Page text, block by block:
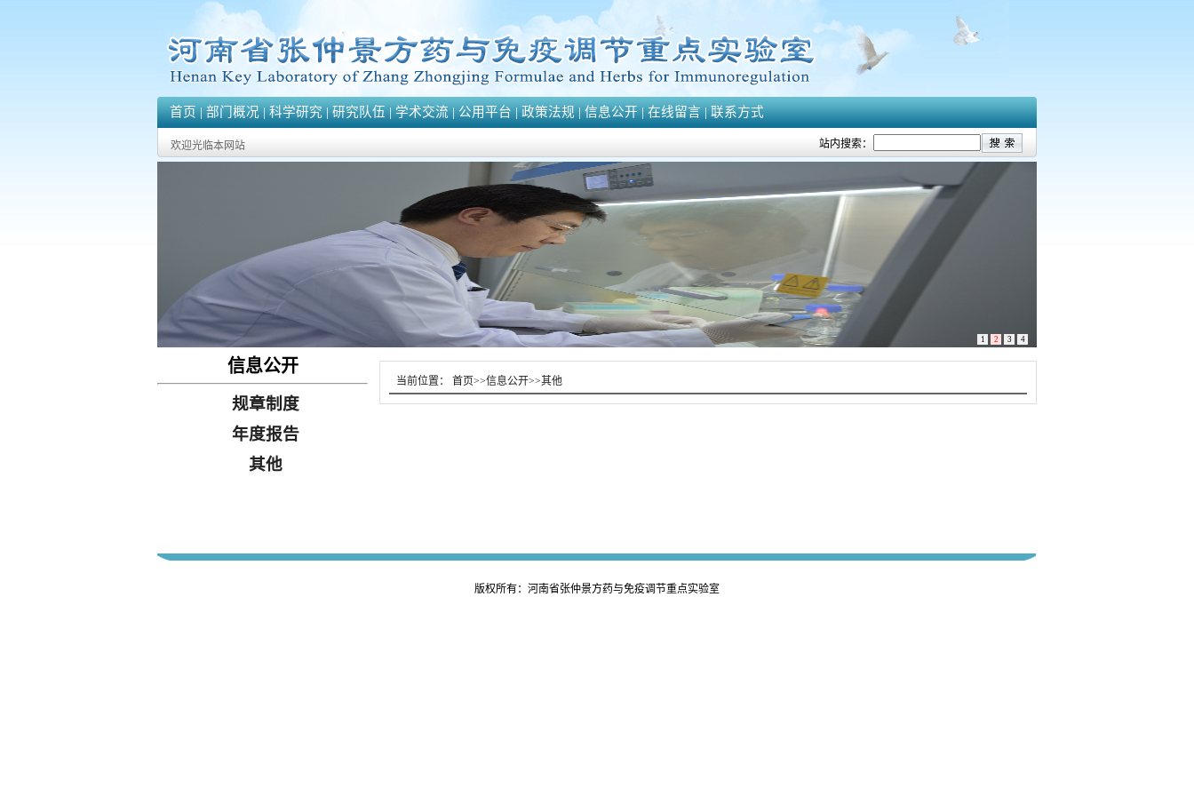
首页|部门概况|科学研究|研究队伍|学术交流|公用平台|政策法规|信息公开|在线留言|联系方式
欢迎光临本网站 站内搜索：
1 2 3 4
信息公开
规章制度
年度报告
其他
当前位置： 首页>>信息公开>>其他
版权所有：河南省张仲景方药与免疫调节重点实验室